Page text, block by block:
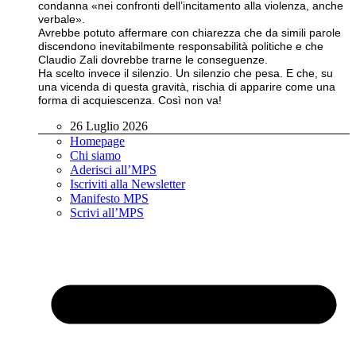
condanna «nei confronti dell’incitamento alla violenza, anche
verbale».
Avrebbe potuto affermare con chiarezza che da simili parole
discendono inevitabilmente responsabilità politiche e che
Claudio Zali dovrebbe trarne le conseguenze.
Ha scelto invece il silenzio. Un silenzio che pesa. E che, su
una vicenda di questa gravità, rischia di apparire come una
forma di acquiescenza. Così non va!
26 Luglio 2026
Homepage
Chi siamo
Aderisci all’MPS
Iscriviti alla Newsletter
Manifesto MPS
Scrivi all’MPS